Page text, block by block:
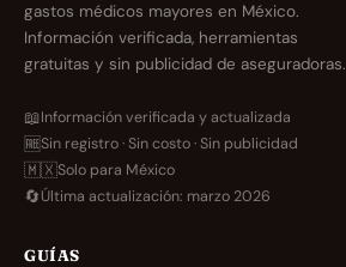
gastos médicos mayores en México.
Información verificada, herramientas
gratuitas y sin publicidad de aseguradoras.
📖Información verificada y actualizada
🆓Sin registro · Sin costo · Sin publicidad
🇲🇽Solo para México
🔄Última actualización: marzo 2026
GUÍAS